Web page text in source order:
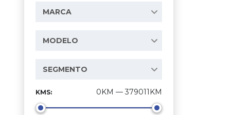
MARCA
MODELO
SEGMENTO
KMS: 0KM — 379011KM